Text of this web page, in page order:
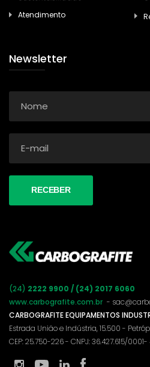
Atendimento
Newsletter
(24) 2222 9900 / (24) 2017 6060
www.carbografite.com.br -
CARBOGRAFITE EQUIPAMENTOS
Estrada União e Indústria, 15.500 -
CEP: 25.750-226 - CNPJ: 36.427.615/0001-